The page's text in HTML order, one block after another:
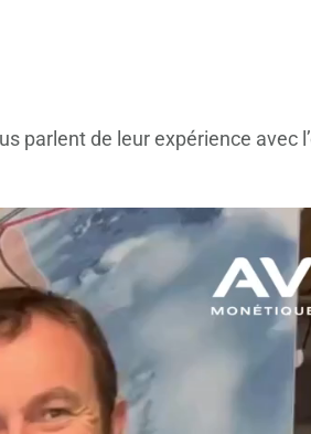
parlent de leur expérience avec